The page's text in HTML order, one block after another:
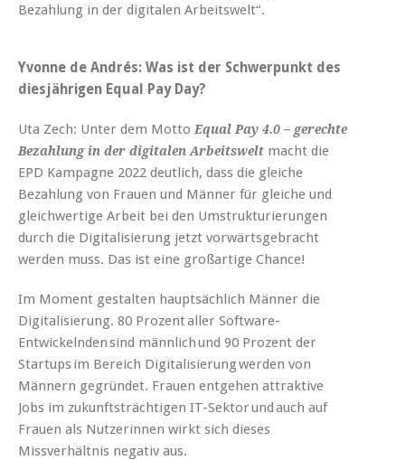
Bezahlung in der digitalen Arbeitswelt“.
Yvonne de Andrés: Was ist der Schwerpunkt des
diesjährigen Equal Pay Day?
Uta Zech: Unter dem Motto Equal Pay 4.0 – gerechte
Bezahlung in der digitalen Arbeitswelt macht die
EPD Kampagne 2022 deutlich, dass die gleiche
Bezahlung von Frauen und Männer für gleiche und
gleichwertige Arbeit bei den Umstrukturierungen
durch die Digitalisierung jetzt vorwärtsgebracht
werden muss. Das ist eine großartige Chance!
Im Moment gestalten hauptsächlich Männer die
Digitalisierung. 80 Prozent aller Software-
Entwickelnden sind männlich und 90 Prozent der
Startups im Bereich Digitalisierung werden von
Männern gegründet. Frauen entgehen attraktive
Jobs im zukunftsträchtigen IT-Sektor und auch auf
Frauen als Nutzerinnen wirkt sich dieses
Missverhältnis negativ aus.